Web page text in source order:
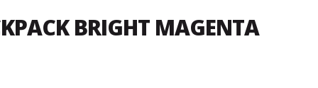
BRIGHT MAGENTA